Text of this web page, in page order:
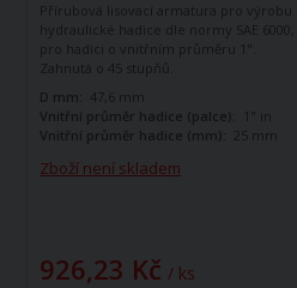
Zboží není skladem
926,23 Kč / ks
Přírubová lisovací armatura pro výrobu
hydraulické hadice dle normy SAE 6000,
pro hadici o vnitřním průměru 1".
Zahnutá o 45 stupňů.
D mm:
47,6 mm
Vnitřní průměr hadice (palce):
1" in
Vnitřní průměr hadice (mm):
25 mm